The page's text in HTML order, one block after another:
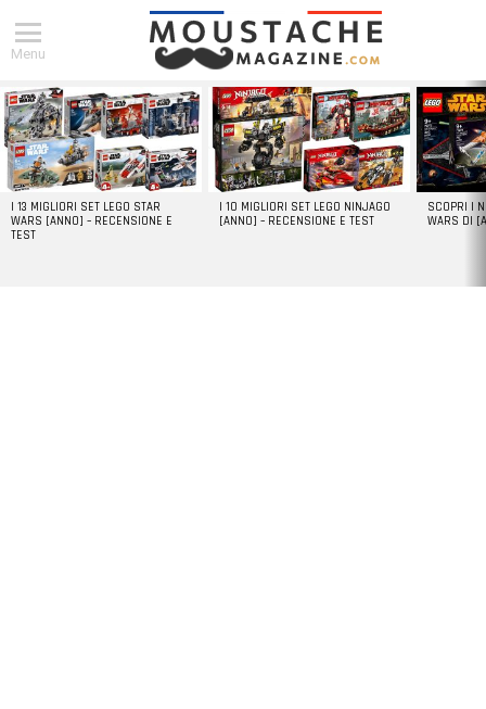
Menu
DERNIERS
ARTICLES
I 13 MIGLIORI SET LEGO STAR
WARS [ANNO] – RECENSIONE E
TEST
I 10 MIGLIORI SET LEGO NINJAGO
[ANNO] – RECENSIONE E TEST
SCOPRI I
WARS DI